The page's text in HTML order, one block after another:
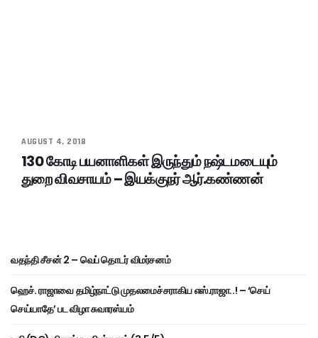
AUGUST 4, 2018
130 கோடி பயனாளிகள் இருந்தும் நஷ்டமடையும்
துறை விவசாயம் – இயக்குநர் ஆர்.கண்ணன்
வதந்தி சீசன் 2 – வெப் தொடர் விமர்சனம்
ஹெச். ராஜாவை தமிழ்நாட்டு முதலமைச்சராகிய எஸ்.ராஜா..! – ‘செய்
செய்யாதே’ பட விழா சுவாரஸ்யம்